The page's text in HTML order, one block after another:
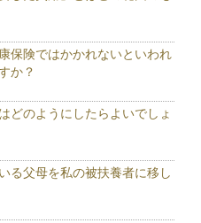
保険ではかかれないといわれ
か？
どのようにしたらよいでしょ
る父母を私の被扶養者に移し